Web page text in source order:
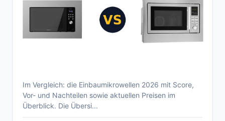
Aktueller Einbaumikrowelle Vergleich 2026
Im Vergleich: die Einbaumikrowellen 2026 mit Score,
Vor- und Nachteilen sowie aktuellen Preisen im
Überblick. Die Übersi...